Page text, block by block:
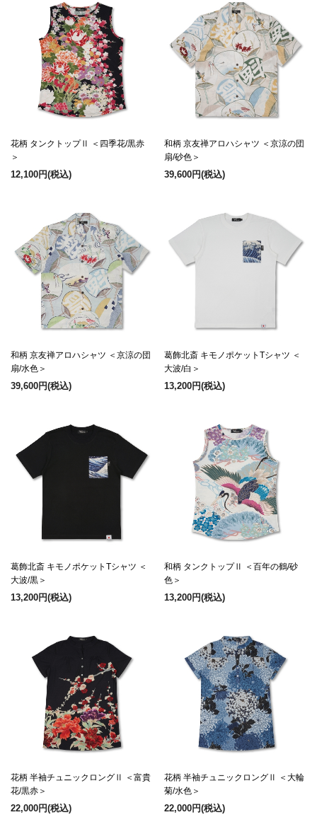
花柄 タンクトップⅡ ＜四季花/黒赤
＞
12,100円(税込)
和柄 京友禅アロハシャツ ＜京涼の団
扇/砂色＞
39,600円(税込)
和柄 京友禅アロハシャツ ＜京涼の団
扇/水色＞
39,600円(税込)
葛飾北斎 キモノポケットTシャツ ＜
大波/白＞
13,200円(税込)
葛飾北斎 キモノポケットTシャツ ＜
大波/黒＞
13,200円(税込)
和柄 タンクトップⅡ ＜百年の鶴/砂
色＞
13,200円(税込)
花柄 半袖チュニックロングⅡ ＜富貴
花/黒赤＞
22,000円(税込)
花柄 半袖チュニックロングⅡ ＜大輪
菊/水色＞
22,000円(税込)